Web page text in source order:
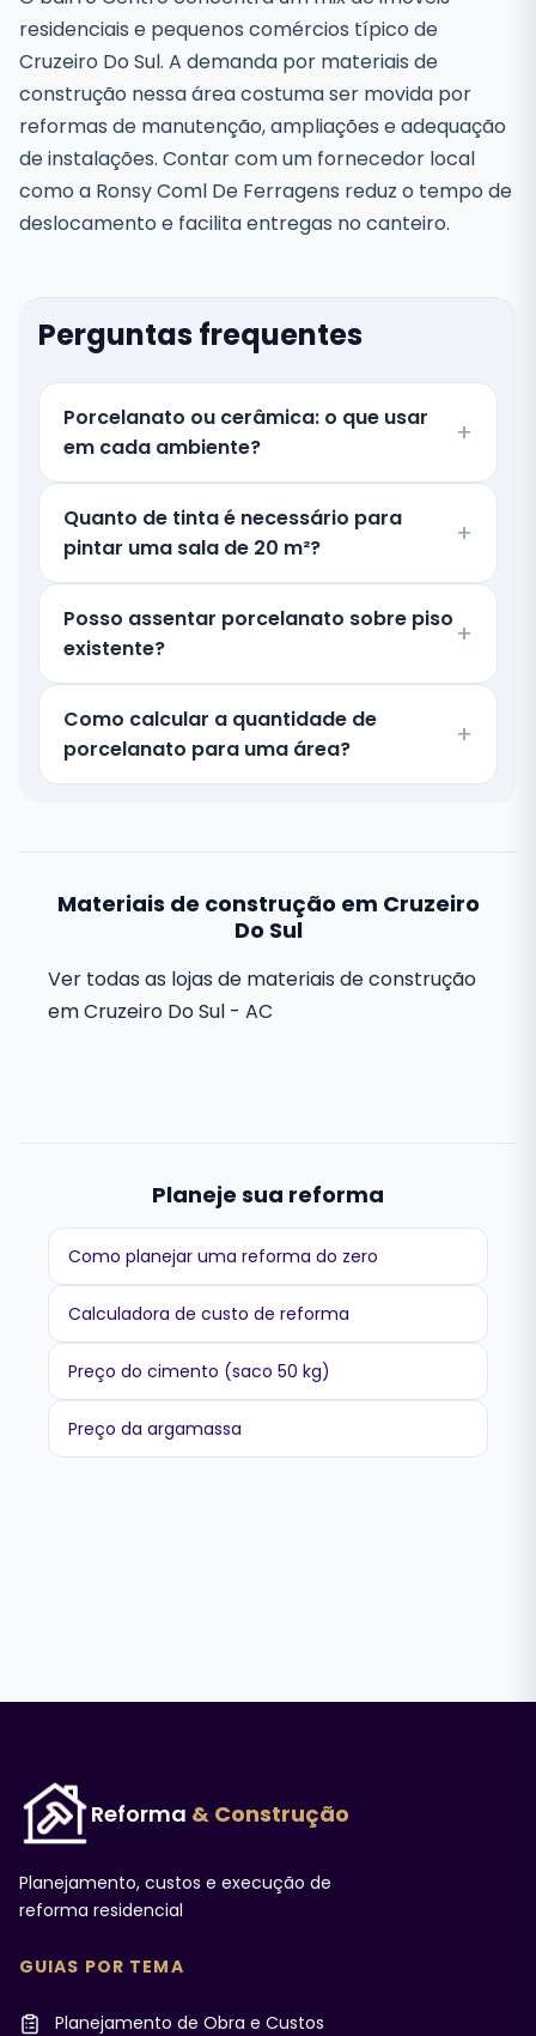
residenciais e pequenos comércios típico de
Cruzeiro Do Sul. A demanda por materiais de
construção nessa área costuma ser movida por
reformas de manutenção, ampliações e adequação
de instalações. Contar com um fornecedor local
como a Ronsy Coml De Ferragens reduz o tempo de
deslocamento e facilita entregas no canteiro.
Perguntas frequentes
Porcelanato ou cerâmica: o que usar
em cada ambiente?
Quanto de tinta é necessário para
pintar uma sala de 20 m²?
Posso assentar porcelanato sobre piso
existente?
Como calcular a quantidade de
porcelanato para uma área?
Materiais de construção em Cruzeiro
Do Sul
Ver todas as lojas de materiais de construção
em Cruzeiro Do Sul - AC
Planeje sua reforma
Como planejar uma reforma do zero
Calculadora de custo de reforma
Preço do cimento (saco 50 kg)
Preço da argamassa
Reforma & Construção
Planejamento, custos e execução de
reforma residencial
GUIAS POR TEMA
Planejamento de Obra e Custos